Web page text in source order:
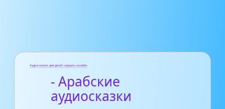
Аудиосказки для детей слушать онлайн
- Арабские
аудиосказки